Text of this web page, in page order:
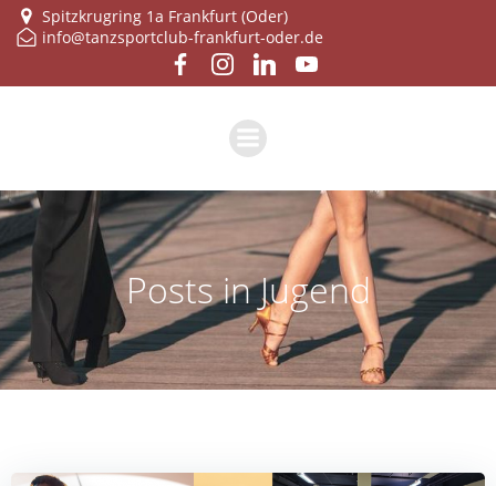
Zum
Inhalt
springen
Spitzkrugring 1a Frankfurt (Oder)
info@tanzsportclub-frankfurt-oder.de
Posts in Jugend